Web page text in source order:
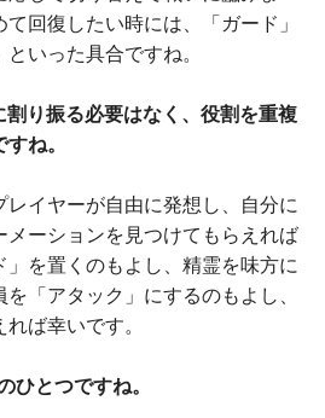
回復したい時には、「ガード」
いった具合ですね。
り振る必要はなく、役割を重複
ね。
イヤーが自由に発想し、自分に
ーションを見つけてもらえれば
を置くのもよし、精霊を味方に
「アタック」にするのもよし、
ば幸いです。
とつですね。